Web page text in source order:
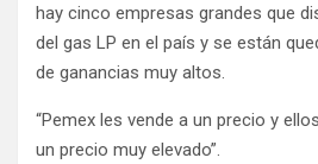
hay cinco empresas grandes que
del gas LP en el país y se están
de ganancias muy altos.
“Pemex les vende a un precio y
un precio muy elevado”.